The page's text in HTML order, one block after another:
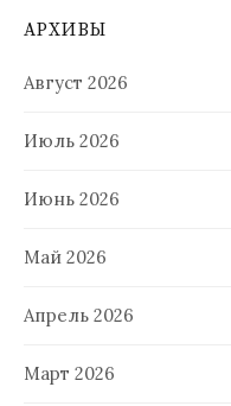
АРХИВЫ
Август 2026
Июль 2026
Июнь 2026
Май 2026
Апрель 2026
Март 2026